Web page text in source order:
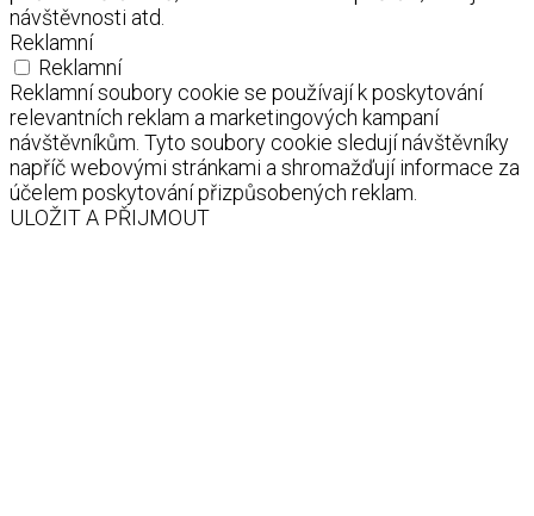
návštěvnosti atd.
Reklamní
Reklamní
Reklamní soubory cookie se používají k poskytování
relevantních reklam a marketingových kampaní
návštěvníkům. Tyto soubory cookie sledují návštěvníky
napříč webovými stránkami a shromažďují informace za
účelem poskytování přizpůsobených reklam.
ULOŽIT A PŘIJMOUT